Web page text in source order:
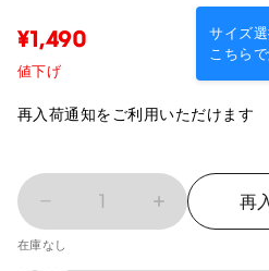
サイズ
こちら
¥1,490
値下げ
再入荷通知をご利用いただけます
1 再
在庫なし